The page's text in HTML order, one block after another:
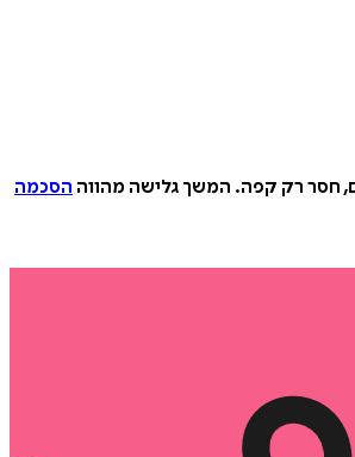
חסר רק קפה. המשך גלישה מהווה הסכמה